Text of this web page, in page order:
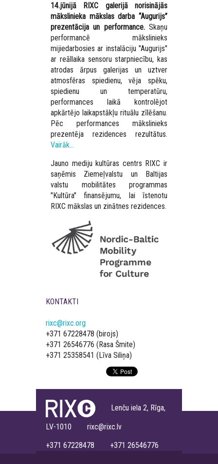
14.jūnijā RIXC galerijā norisinājās
mākslinieka mākslas darba “Augurijs”
prezentācija un performance.Skaņu
performancē mākslinieks
mijiedarbosies ar instalāciju "Augurijs"
ar reāllaika sensoru starpniecību, kas
atrodas ārpus galerijas un uztver
atmosfēras spiedienu, vēja spēku,
spiedienu un temperatūru,
performances laikā kontrolējot
apkārtējo laikapstākļu rituālu zīlēšanu.
Pēc performances mākslinieks
prezentēja rezidences rezultātus.
Vairāk…
Jauno mediju kultūras centrs RIXC ir
saņēmis Ziemeļvalstu un Baltijas
valstu mobilitātes programmas
"Kultūra" finansējumu, lai īstenotu
RIXC mākslas un zinātnes rezidences.
KONTAKTI
rixc@rixc.org
+371 67228478 (birojs)
+371 26546776 (Rasa Šmite)
+371 25358541 (Līva Siliņa)
Lenču iela 2, Rīga,
LV-1010 rixc@rixc.lv
+371 67228478 +371 26546776